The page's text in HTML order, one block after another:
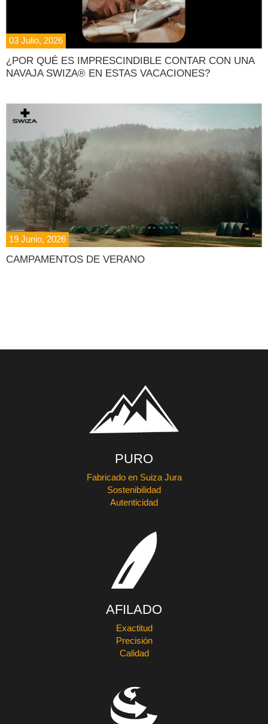
03 Julio, 2026
¿POR QUÉ ES IMPRESCINDIBLE CONTAR CON UNA
NAVAJA SWIZA® EN ESTAS VACACIONES?
19 Junio, 2026
CAMPAMENTOS DE VERANO
PURO
Fabricado en Suiza Jura
Sostenibilidad
Autenticidad
AFILADO
Exactitud
Precisión
Calidad